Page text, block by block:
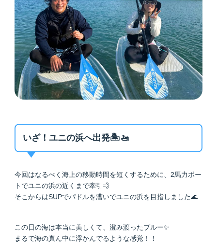
いざ！ユニの浜へ出発🏝️🚤
今回はなるべく海上の移動時間を短くするために、2馬力ボー
トでユニの浜の近くまで牽引💨
そこからはSUPでパドルを漕いでユニの浜を目指しました🌊
この日の海は本当に美しくて、澄み渡ったブルー✨
まるで海の真ん中に浮かんでるような感覚！！